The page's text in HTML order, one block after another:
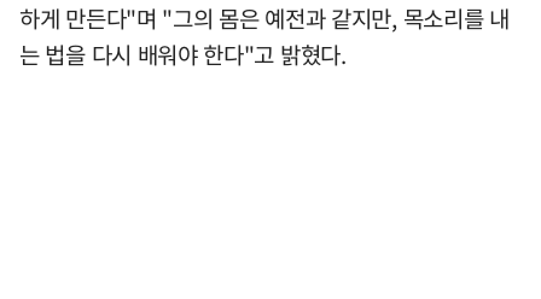
하게 만든다"며 "그의 몸은 예전과 같지만, 목소리를 내
는 법을 다시 배워야 한다"고 밝혔다.